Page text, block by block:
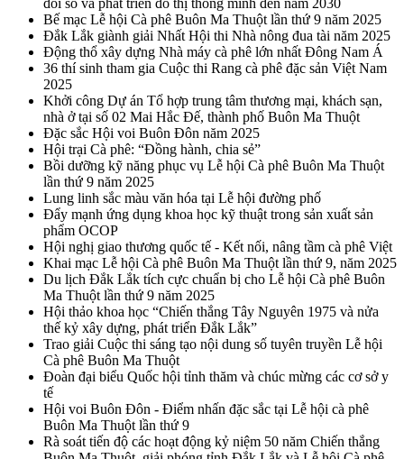
đổi số và phát triển đô thị thông minh đến năm 2030
Bế mạc Lễ hội Cà phê Buôn Ma Thuột lần thứ 9 năm 2025
Đắk Lắk giành giải Nhất Hội thi Nhà nông đua tài năm 2025
Động thổ xây dựng Nhà máy cà phê lớn nhất Đông Nam Á
36 thí sinh tham gia Cuộc thi Rang cà phê đặc sản Việt Nam
2025
Khởi công Dự án Tổ hợp trung tâm thương mại, khách sạn,
nhà ở tại số 02 Mai Hắc Đế, thành phố Buôn Ma Thuột
Đặc sắc Hội voi Buôn Đôn năm 2025
Hội trại Cà phê: “Đồng hành, chia sẻ”
Bồi dưỡng kỹ năng phục vụ Lễ hội Cà phê Buôn Ma Thuột
lần thứ 9 năm 2025
Lung linh sắc màu văn hóa tại Lễ hội đường phố
Đẩy mạnh ứng dụng khoa học kỹ thuật trong sản xuất sản
phẩm OCOP
Hội nghị giao thương quốc tế - Kết nối, nâng tầm cà phê Việt
Khai mạc Lễ hội Cà phê Buôn Ma Thuột lần thứ 9, năm 2025
Du lịch Đắk Lắk tích cực chuẩn bị cho Lễ hội Cà phê Buôn
Ma Thuột lần thứ 9 năm 2025
Hội thảo khoa học “Chiến thắng Tây Nguyên 1975 và nửa
thế kỷ xây dựng, phát triển Đắk Lắk”
Trao giải Cuộc thi sáng tạo nội dung số tuyên truyền Lễ hội
Cà phê Buôn Ma Thuột
Đoàn đại biểu Quốc hội tỉnh thăm và chúc mừng các cơ sở y
tế
Hội voi Buôn Đôn - Điểm nhấn đặc sắc tại Lễ hội cà phê
Buôn Ma Thuột lần thứ 9
Rà soát tiến độ các hoạt động kỷ niệm 50 năm Chiến thắng